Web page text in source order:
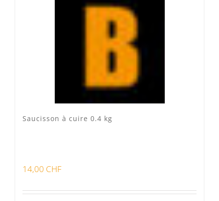
Saucisson à cuire 0.4 kg
14,00 CHF